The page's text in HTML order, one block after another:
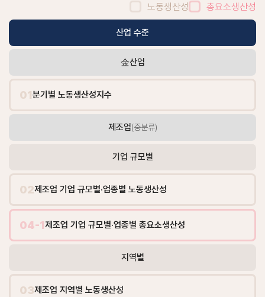
노동생산성 총요소생산성
생산성 통계 체계 산업수준, 기업수준, 국제비교에 대한 정보 테이
산업 수준
金산업
01분기별 노동생산성지수
제조업(중분류)
기업 규모별
02제조업 기업 규모별·업종별 노동생산성
04-1제조업 기업 규모별·업종별 총요소생산성
지역별
03제조업 지역별 노동생산성